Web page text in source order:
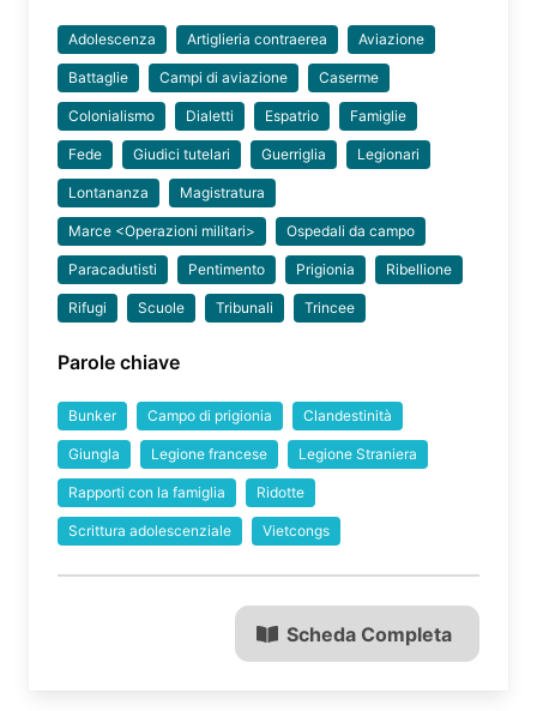
Adolescenza Artiglieria contraerea Aviazione
Battaglie Campi di aviazione Caserme
Colonialismo Dialetti Espatrio Famiglie
Fede Giudici tutelari Guerriglia Legionari
Lontananza Magistratura
Marce <Operazioni militari> Ospedali da campo
Paracadutisti Pentimento Prigionia Ribellione
Rifugi Scuole Tribunali Trincee
Parole chiave
Bunker Campo di prigionia Clandestinità
Giungla Legione francese Legione Straniera
Rapporti con la famiglia Ridotte
Scrittura adolescenziale Vietcongs
Scheda Completa